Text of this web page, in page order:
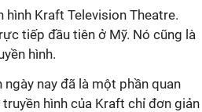
Kraft Television Theatre.
tiếp đầu tiên ở Mỹ. Nó cũng là
hình.
nay đã là một phần quan
hình của Kraft chỉ đơn giản